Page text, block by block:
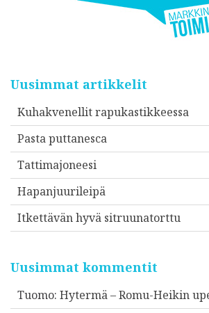
Uusimmat artikkelit
Kuhakvenellit rapukastikkeessa
Pasta puttanesca
Tattimajoneesi
Hapanjuurileipä
Itkettävän hyvä sitruunatorttu
Uusimmat kommentit
Tuomo: Hytermä – Romu-Heikin